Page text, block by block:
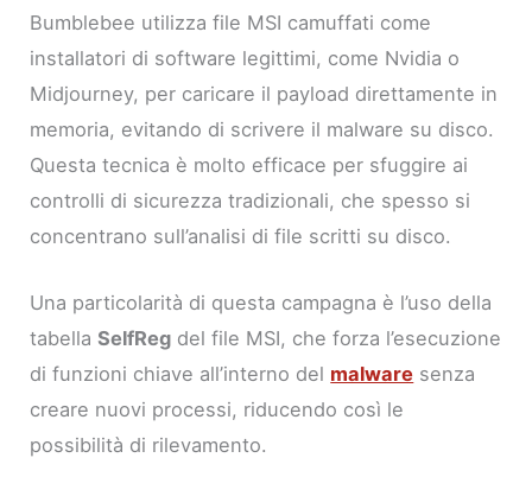
Bumblebee utilizza file MSI camuffati come
installatori di software legittimi, come Nvidia o
Midjourney, per caricare il payload direttamente in
memoria, evitando di scrivere il malware su disco.
Questa tecnica è molto efficace per sfuggire ai
controlli di sicurezza tradizionali, che spesso si
concentrano sull’analisi di file scritti su disco.
Una particolarità di questa campagna è l’uso della
tabellaSelfReg del file MSI, che forza l’esecuzione
di funzioni chiave all’interno del malware senza
creare nuovi processi, riducendo così le
possibilità di rilevamento.